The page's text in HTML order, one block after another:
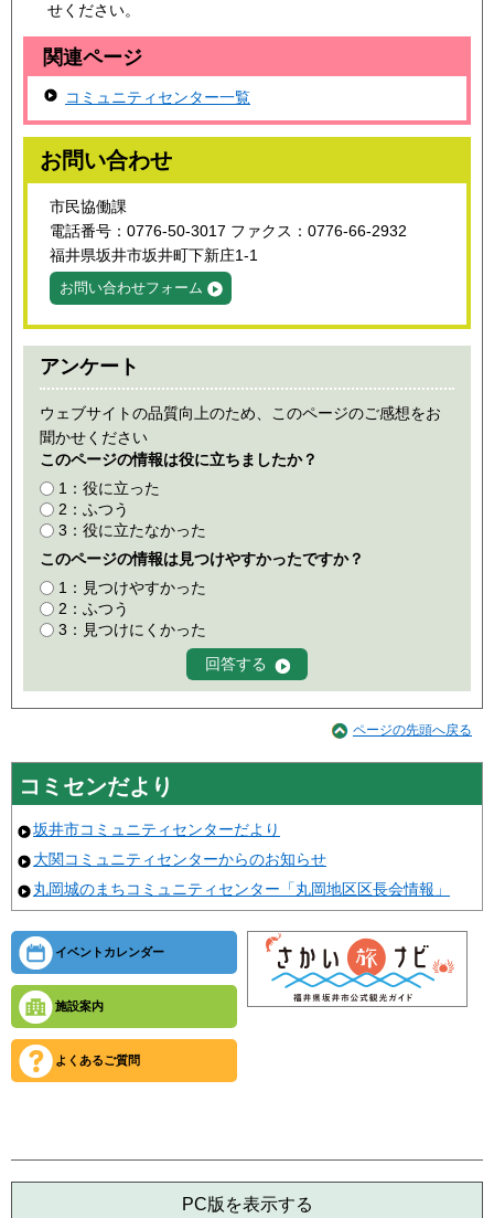
せください。
関連ページ
コミュニティセンター一覧
お問い合わせ
市民協働課
電話番号：0776-50-3017 ファクス：0776-66-2932
福井県坂井市坂井町下新庄1-1
お問い合わせフォーム
アンケート
ウェブサイトの品質向上のため、このページのご感想をお
聞かせください
このページの情報は役に立ちましたか？
1：役に立った
2：ふつう
3：役に立たなかった
このページの情報は見つけやすかったですか？
1：見つけやすかった
2：ふつう
3：見つけにくかった
ページの先頭へ戻る
コミセンだより
坂井市コミュニティセンターだより
大関コミュニティセンターからのお知らせ
丸岡城のまちコミュニティセンター「丸岡地区区長会情報」
イベントカレンダー
施設案内
よくあるご質問
PC版を表示する